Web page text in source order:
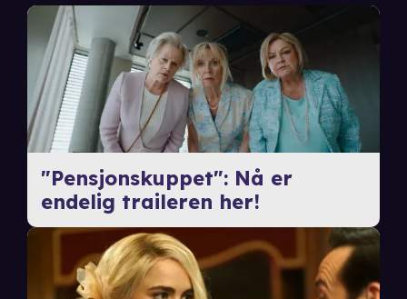
"Pensjonskuppet": Nå er
endelig traileren her!